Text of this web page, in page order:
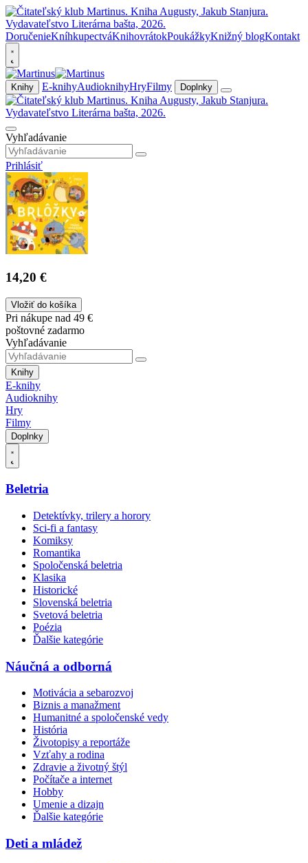
DoručenieKníhkupectváKnihovrátokPoukážkyKnižný blogKontakt
Knihy E-knihyAudioknihyHryFilmy Doplnky
Vyhľadávanie
Prihlásiť
14,20 €
Vložiť do košíka
Pri nákupe nad 49 €
poštovné zadarmo
Vyhľadávanie
Knihy
E-knihy
Audioknihy
Hry
Filmy
Doplnky
Beletria
Detektívky, trilery a horory
Sci-fi a fantasy
Komiksy
Romantika
Spoločenská beletria
Klasika
Historické
Slovenská beletria
Svetová beletria
Poézia
Ďalšie kategórie
Náučná a odborná
Motivácia a sebarozvoj
Biznis a manažment
Humanitné a spoločenské vedy
História
Životopisy a reportáže
Vzťahy a rodina
Zdravie a životný štýl
Počítače a internet
Hobby
Umenie a dizajn
Ďalšie kategórie
Deti a mládež